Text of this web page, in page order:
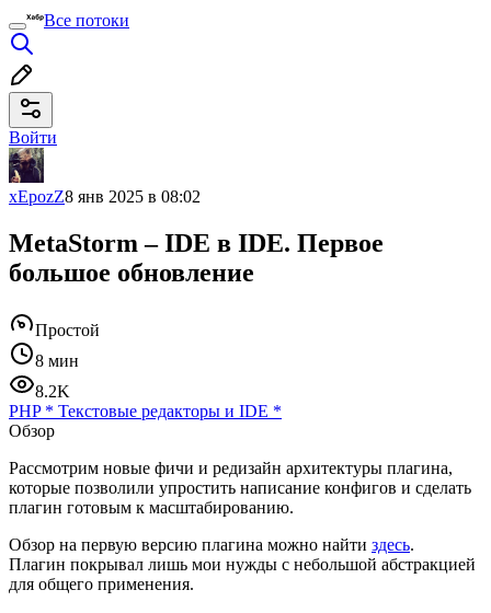
Все потоки
Войти
xEpozZ8 янв 2025 в 08:02
MetaStorm – IDE в IDE. Первое
большое обновление
Простой
8 мин
8.2K
PHP* Текстовые редакторы и IDE *
Обзор
Рассмотрим новые фичи и редизайн архитектуры плагина,
которые позволили упростить написание конфигов и сделать
плагин готовым к масштабированию.
Обзор на первую версию плагина можно найти здесь.
Плагин покрывал лишь мои нужды с небольшой абстракцией
для общего применения.